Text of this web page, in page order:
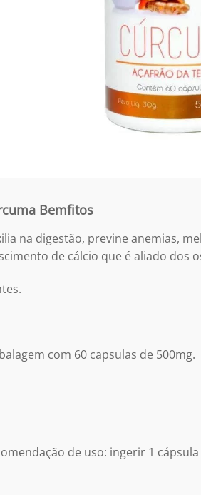
Bemfitos
na digestão, previne anemias,
de cálcio que é aliado dos
com 60 capsulas de 500mg.
de uso: ingerir 1